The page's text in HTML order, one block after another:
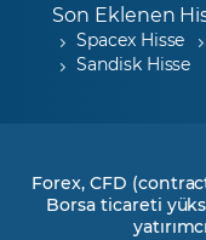
Son Eklenen
Spacex Hisse
Sandisk Hisse
Forex, CFD
Borsa ticareti